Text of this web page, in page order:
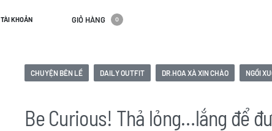
TÀI KHOẢN GIỎ HÀNG 0
CHUYỆN BÊN LỀ DAILY OUTFIT DR.HOA XÀ XIN CHÀO NGỒI
Be Curious! Thả lỏng…lắng để